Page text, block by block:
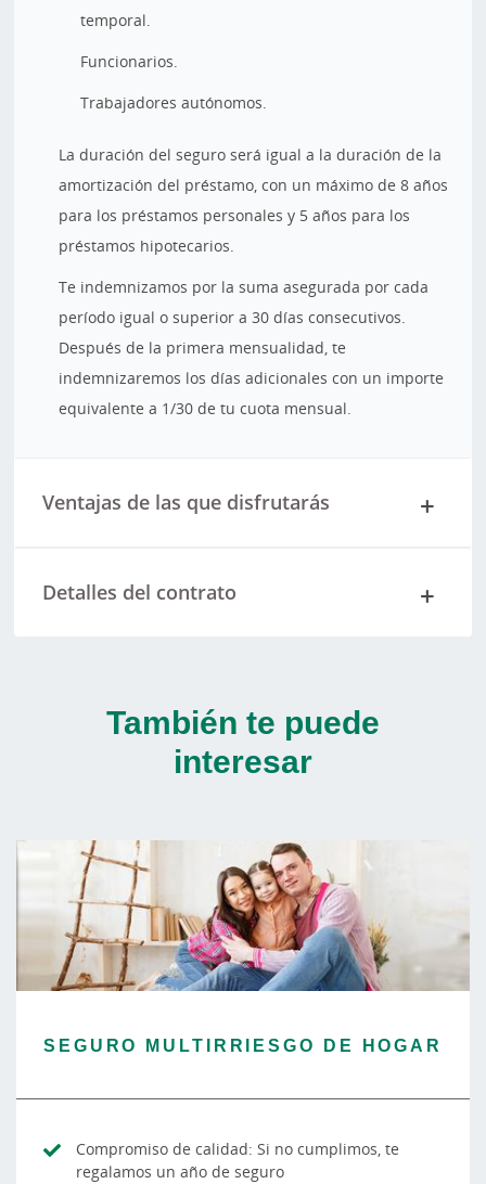
temporal.
Funcionarios.
Trabajadores autónomos.
La duración del seguro será igual a la duración de la
amortización del préstamo, con un máximo de 8 años
para los préstamos personales y 5 años para los
préstamos hipotecarios.
Te indemnizamos por la suma asegurada por cada
período igual o superior a 30 días consecutivos.
Después de la primera mensualidad, te
indemnizaremos los días adicionales con un importe
equivalente a 1/30 de tu cuota mensual.
Ventajas de las que disfrutarás
Detalles del contrato
También te puede
interesar
SEGURO MULTIRRIESGO DE HOGAR
Compromiso de calidad: Si no cumplimos, te
regalamos un año de seguro